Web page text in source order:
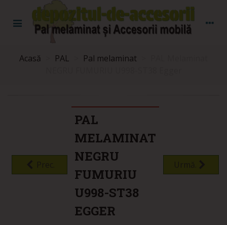
Acasă PAL Pal melaminat
PAL
MELAMINAT
NEGRU
FUMURIU
U998-ST38
EGGER